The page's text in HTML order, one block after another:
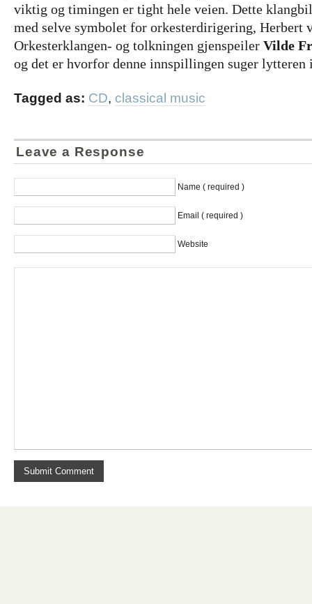
viktig og timingen er tight hele veien. Dette
med selve symbolet for orkesterdirigering, Herbert
Orkesterklangen- og tolkningen gjenspeiler Vilde
og det er hvorfor denne innspillingen suger lytteren
Tagged as: CD, classical music
Leave a Response
Name ( required )
Email ( required )
Website